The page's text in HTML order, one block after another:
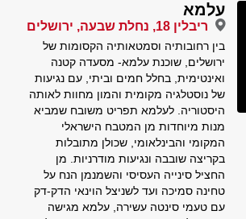
עלמא
ריבלין 18, נחלת שבעה, ירושלים
בין רחובותיה וסמטאותיה הקסומות של
ירושלים, שוכנת עלמא- מסעדה קטנה
ואינטימית, בחלל חמים וביתי, עם נגיעות
של נוסטלגיה מקומית והמון מחוות לאותה
היסטוריה. לעלמא תפריט משובח שמביא
מנות מיוחדות מן המטבח הישראלי
המקומי והבינלאומי, שכולן מתובלות
בקריצה שובבה ונגיעות מודרניות. מן
החציל סינייה העסיסי והשמנמן הנח על
טחינה סמיכה ועד לשניצל הוינאי הדק-דק
עם טעמי סינטה עשירה, עלמא מגישה